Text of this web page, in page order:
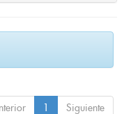
1 Siguiente